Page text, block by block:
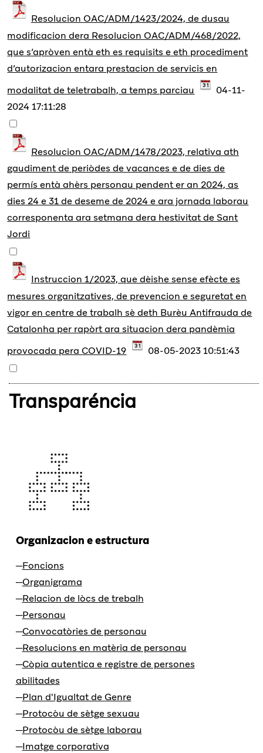
Resolucion OAC/ADM/1423/2024, de dusau
modificacion dera Resolucion OAC/ADM/468/2022,
que s’apròven entà eth es requisits e eth procediment
d’autorizacion entara prestacion de servicis en
modalitat de teletrabalh, a temps parciau
04-11-
2024 17:11:28
Resolucion OAC/ADM/1478/2023, relativa ath
gaudiment de periòdes de vacances e de dies de
permís entà ahèrs personau pendent er an 2024, as
dies 24 e 31 de deseme de 2024 e ara jornada laborau
corresponenta ara setmana dera hestivitat de Sant
Jordi
Instruccion 1/2023, que dèishe sense efècte es
mesures organitzatives, de prevencion e seguretat en
vigor en centre de trabalh sè deth Burèu Antifrauda de
Catalonha per rapòrt ara situacion dera pandèmia
provocada pera COVID-19
08-05-2023 10:51:43
Transparéncia
Organizacion e estructura
Foncions
Organigrama
Relacion de lòcs de trebalh
Personau
Convocatòries de personau
Resolucions en matèria de personau
Còpia autentica e registre de persones
abilitades
Plan d'Igualtat de Genre
Protocòu de sètge sexuau
Protocòu de sètge laborau
Imatge corporativa